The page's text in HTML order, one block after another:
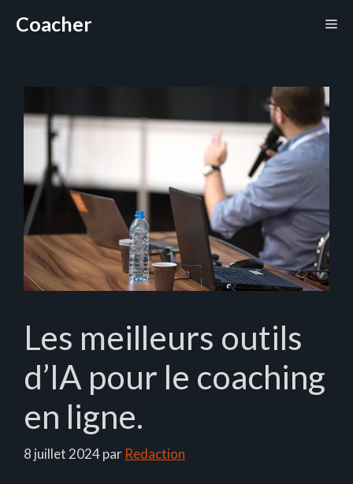
Coacher
Les meilleurs outils
d’IA pour le coaching
en ligne.
8 juillet 2024par Redaction